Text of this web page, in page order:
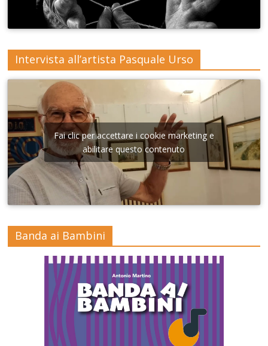
Intervista all’artista Pasquale Urso
Fai clic per accettare i cookie marketing e
abilitare questo contenuto
Banda ai Bambini